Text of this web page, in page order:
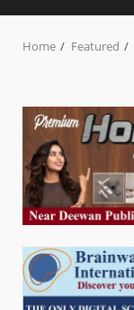
Home Featured